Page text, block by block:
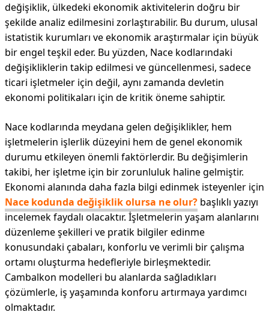
değişiklik, ülkedeki ekonomik aktivitelerin doğru bir
şekilde analiz edilmesini zorlaştırabilir. Bu durum, ulusal
istatistik kurumları ve ekonomik araştırmalar için büyük
bir engel teşkil eder. Bu yüzden, Nace kodlarındaki
değişikliklerin takip edilmesi ve güncellenmesi, sadece
ticari işletmeler için değil, aynı zamanda devletin
ekonomi politikaları için de kritik öneme sahiptir.
Nace kodlarında meydana gelen değişiklikler, hem
işletmelerin işlerlik düzeyini hem de genel ekonomik
durumu etkileyen önemli faktörlerdir. Bu değişimlerin
takibi, her işletme için bir zorunluluk haline gelmiştir.
Ekonomi alanında daha fazla bilgi edinmek isteyenler için
Nace kodunda değişiklik olursa ne olur? başlıklı yazıyı
incelemek faydalı olacaktır. İşletmelerin yaşam alanlarını
düzenleme şekilleri ve pratik bilgiler edinme
konusundaki çabaları, konforlu ve verimli bir çalışma
ortamı oluşturma hedefleriyle birleşmektedir.
Cambalkon modelleri bu alanlarda sağladıkları
çözümlerle, iş yaşamında konforu artırmaya yardımcı
olmaktadır.